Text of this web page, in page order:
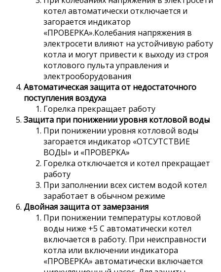
котел автоматически отключается и
загорается индикатор
«ПРОВЕРКА».Колебания напряжения в
электросети влияют на устойчивую работу
котла и могут привести к выходу из строя
котлового пульта управления и
электрооборудования
Автоматическая защита от недостаточного
поступления воздуха
Горелка прекращает работу
Защита при понижении уровня котловой воды
При понижении уровня котловой воды
загорается индикатор «ОТСУТСТВИЕ
ВОДЫ» и «ПРОВЕРКА»
Горелка отключается и котел прекращает
работу
При заполнении всех систем водой котел
заработает в обычном режиме
Двойная защита от замерзания
При понижении температуры котловой
воды ниже +5 С автоматически котел
включается в работу. При неисправности
котла или включении индикатора
«ПРОВЕРКА» автоматически включается